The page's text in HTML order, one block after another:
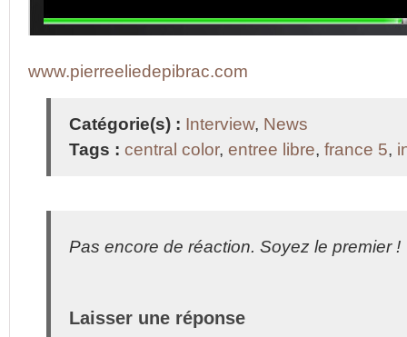
www.pierreeliedepibrac.com
Catégorie(s) : Interview, News
Tags : central color, entree libre, france 5,
Pas encore de réaction. Soyez le premier !
Laisser une réponse